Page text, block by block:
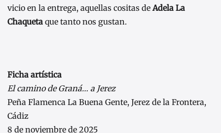
vicio en la entrega, aquellas cositas deAdela La
Chaqueta que tanto nos gustan.
Ficha artística
El camino de Graná… a Jerez
Peña Flamenca La Buena Gente, Jerez de la Frontera,
Cádiz
8 de noviembre de 2025